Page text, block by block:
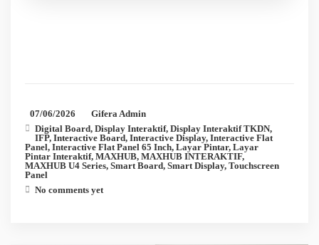
07/06/2026
Gifera Admin
Digital Board, Display Interaktif, Display Interaktif TKDN,
IFP, Interactive Board, Interactive Display, Interactive Flat
Panel, Interactive Flat Panel 65 Inch, Layar Pintar, Layar
Pintar Interaktif, MAXHUB, MAXHUB INTERAKTIF,
MAXHUB U4 Series, Smart Board, Smart Display, Touchscreen
Panel
No comments yet